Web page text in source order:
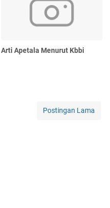
Arti Apetala Menurut Kbbi
Postingan Lama